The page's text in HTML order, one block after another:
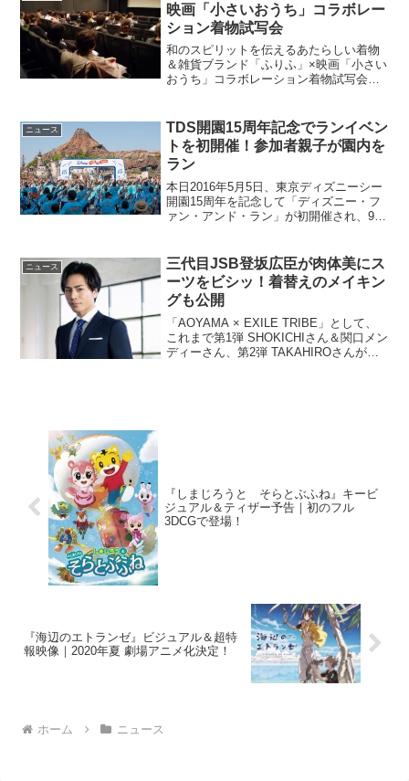
映画「小さいおうち」コラボレー
ション着物試写会
和のスピリットを伝えるあたらしい着物
＆雑貨ブランド「ふりふ」×映画「小さい
おうち」コラボレーション着物試写会ま
なイベントは、和の美意識を活かし“粋”で
遊び心ある個...
ニュース
TDS開園15周年記念でランイベン
トを初開催！参加者親子が園内を
ラン
本日2016年5月5日、東京ディズニーシー
開園15周年を記念して「ディズニー・フ
ァン・アンド・ラン」が初開催され、900
催！園内をランニングできる「ディズニ
ー・ファン・...
ニュース
三代目JSB登坂広臣が肉体美にス
ーツをビシッ！着替えのメイキン
グも公開
「AOYAMA × EXILE TRIBE」として、
これまで第1弾 SHOKICHIさん＆関口メン
ディーさん、第2弾 TAKAHIROさんが超
『しまじろうと そらとぶふね』キービ
ジュアル＆ティザー予告｜初のフル
3DCGで登場！
『海辺のエトランゼ』ビジュアル＆超特
報映像｜2020年夏 劇場アニメ化決定！
ホーム ニュース